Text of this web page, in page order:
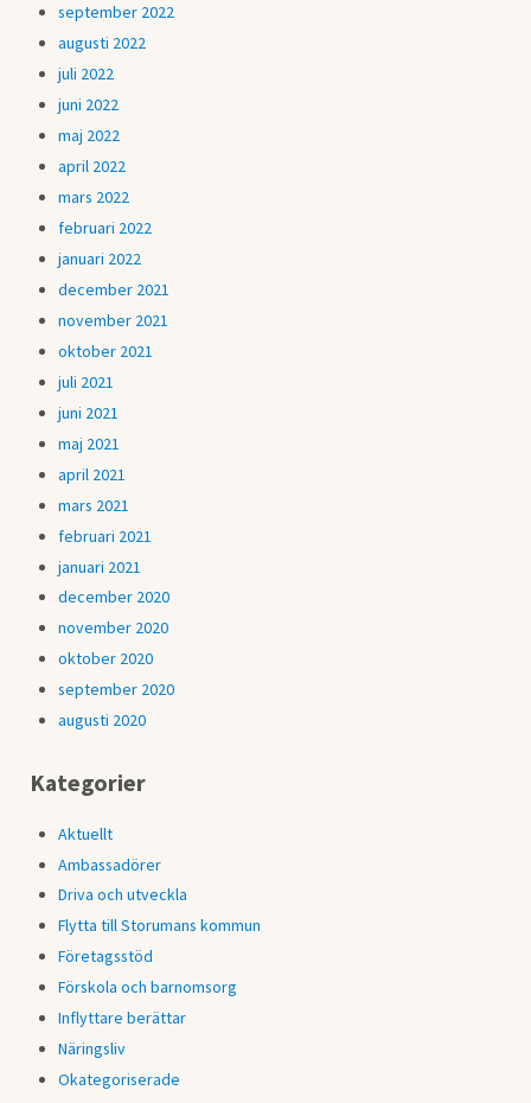
september 2022
augusti 2022
juli 2022
juni 2022
maj 2022
april 2022
mars 2022
februari 2022
januari 2022
december 2021
november 2021
oktober 2021
juli 2021
juni 2021
maj 2021
april 2021
mars 2021
februari 2021
januari 2021
december 2020
november 2020
oktober 2020
september 2020
augusti 2020
Kategorier
Aktuellt
Ambassadörer
Driva och utveckla
Flytta till Storumans kommun
Företagsstöd
Förskola och barnomsorg
Inflyttare berättar
Näringsliv
Okategoriserade